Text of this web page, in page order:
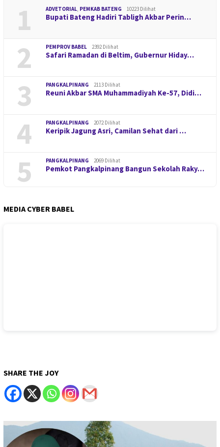
1 ADVETORIAL PEMKAB BATENG 10223 Dilihat
Bupati Bateng Hadiri Tabligh Akbar Perin…
2 PEMPROV BABEL 2392 Dilihat
Safari Ramadan di Beltim, Gubernur Hiday…
3 PANGKALPINANG 2113 Dilihat
Reuni Akbar SMA Muhammadiyah Ke-57, Didi…
4 PANGKALPINANG 2072 Dilihat
Keripik Jagung Asri, Camilan Sehat dari …
5 PANGKALPINANG 2069 Dilihat
Pemkot Pangkalpinang Bangun Sekolah Raky…
MEDIA CYBER BABEL
SHARE THE JOY